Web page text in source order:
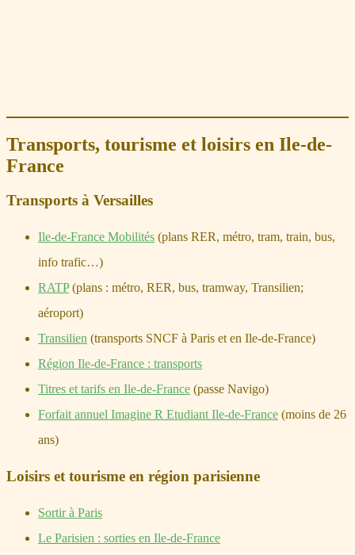
Transports, tourisme et loisirs en Ile-de-
France
Transports à Versailles
Ile-de-France Mobilités (plans RER, métro, tram, train, bus,
info trafic…)
RATP(plans : métro, RER, bus, tramway, Transilien;
aéroport)
Transilien (transports SNCF à Paris et en Ile-de-France)
Région Ile-de-France : transports
Titres et tarifs en Ile-de-France (passe Navigo)
Forfait annuel Imagine R Etudiant Ile-de-France (moins de 26
ans)
Loisirs et tourisme en région parisienne
Sortir à Paris
Le Parisien : sorties en Ile-de-France